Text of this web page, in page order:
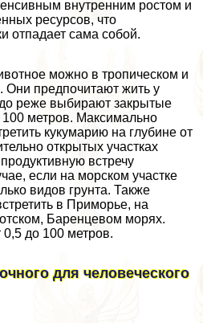
внутренним ростом и
ресурсов, что
отпадает сама собой.
можно в тропическом и
Они предпочитают жить у
реже выбирают закрытые
100 метров. Максимально
кукумарию на глубине от
открытых участках
встречу
если на морском участке
видов грунта. Также
в Приморье, на
Баренцевом морях.
до 100 метров.
для человеческого